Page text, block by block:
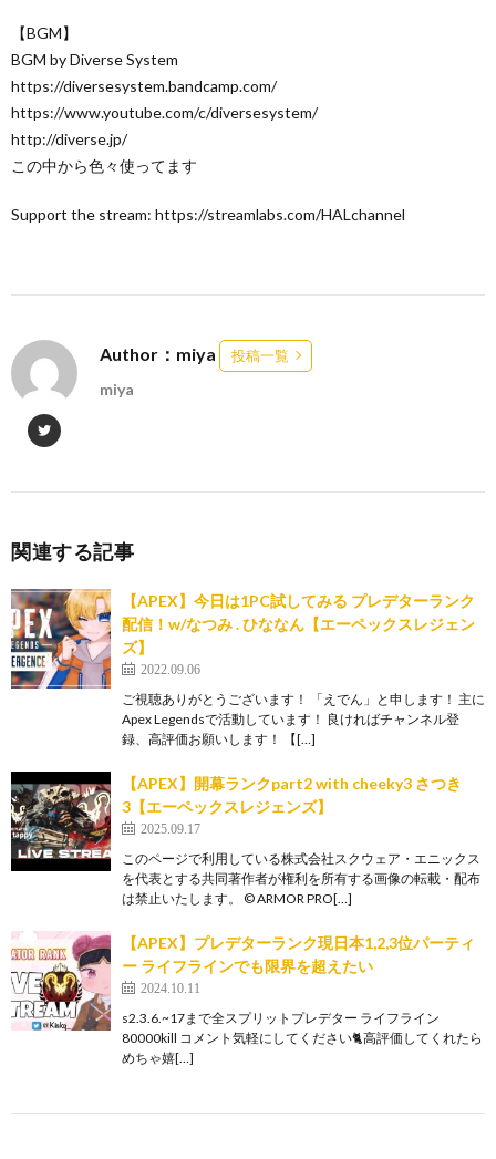
【BGM】
BGM by Diverse System
https://diversesystem.bandcamp.com/
https://www.youtube.com/c/diversesystem/
http://diverse.jp/
この中から色々使ってます
Support the stream: https://streamlabs.com/HALchannel
Author：miya 投稿一覧
miya
関連する記事
【APEX】今日は1PC試してみる プレデターランク
配信！w/なつみ . ひななん【エーペックスレジェン
ズ】
2022.09.06
ご視聴ありがとうございます！ 「えでん」と申します！ 主に
Apex Legendsで活動しています！ 良ければチャンネル登
録、高評価お願いします！ 【[…]
【APEX】開幕ランクpart2 with cheeky3 さつき
3【エーペックスレジェンズ】
2025.09.17
このページで利用している株式会社スクウェア・エニックス
を代表とする共同著作者が権利を所有する画像の転載・配布
は禁止いたします。 © ARMOR PRO[…]
【APEX】プレデターランク現日本1,2,3位パーティ
ー ライフラインでも限界を超えたい
2024.10.11
s2.3.6.~17まで全スプリットプレデター ライフライン
80000kill コメント気軽にしてください🐈高評価してくれたら
めちゃ嬉[…]